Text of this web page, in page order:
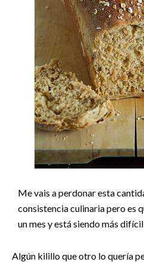
Me vais a perdonar esta
consistencia culinaria pero es
un mes y está siendo más
Algún kilillo que otro lo quería